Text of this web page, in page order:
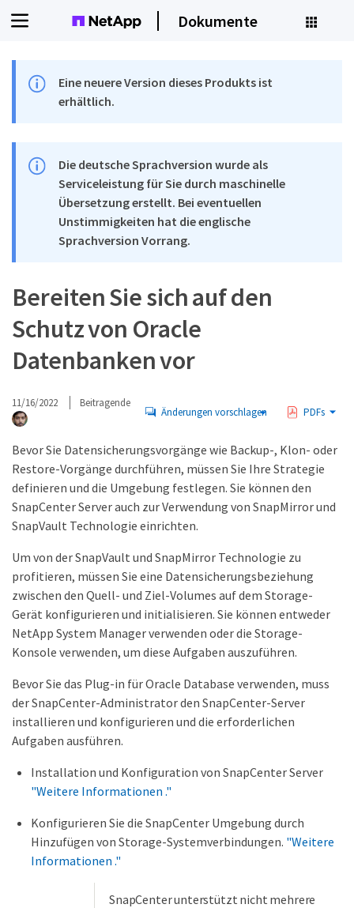
Dokumente
Eine neuere Version dieses Produkts ist
erhältlich.
Die deutsche Sprachversion wurde als
Serviceleistung für Sie durch maschinelle
Übersetzung erstellt. Bei eventuellen
Unstimmigkeiten hat die englische
Sprachversion Vorrang.
Bereiten Sie sich auf den
Schutz von Oracle
Datenbanken vor
11/16/2022 Beitragende
Änderungen vorschlagen PDFs
Bevor Sie Datensicherungsvorgänge wie Backup-, Klon- oder
Restore-Vorgänge durchführen, müssen Sie Ihre Strategie
definieren und die Umgebung festlegen. Sie können den
SnapCenter Server auch zur Verwendung von SnapMirror und
SnapVault Technologie einrichten.
Um von der SnapVault und SnapMirror Technologie zu
profitieren, müssen Sie eine Datensicherungsbeziehung
zwischen den Quell- und Ziel-Volumes auf dem Storage-
Gerät konfigurieren und initialisieren. Sie können entweder
NetApp System Manager verwenden oder die Storage-
Konsole verwenden, um diese Aufgaben auszuführen.
Bevor Sie das Plug-in für Oracle Database verwenden, muss
der SnapCenter-Administrator den SnapCenter-Server
installieren und konfigurieren und die erforderlichen
Aufgaben ausführen.
Installation und Konfiguration von SnapCenter Server
"Weitere Informationen ."
Konfigurieren Sie die SnapCenter Umgebung durch
Hinzufügen von Storage-Systemverbindungen. "Weitere
Informationen ."
SnapCenter unterstützt nicht mehrere